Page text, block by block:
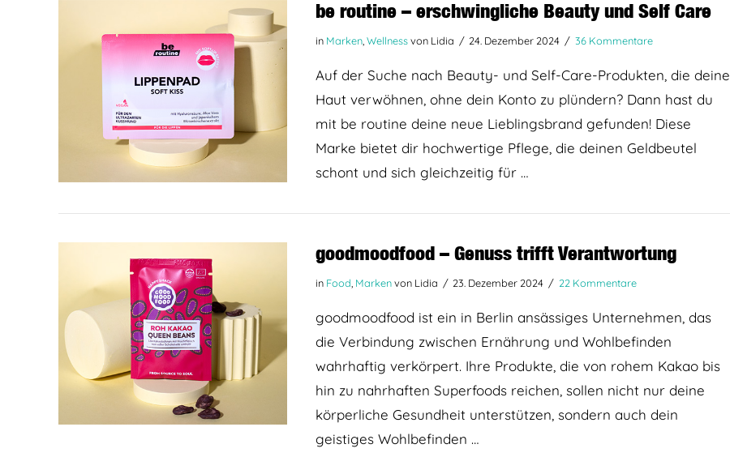
BEITRAG LESEN
be routine – erschwingliche Beauty und Self Care
in Marken, Wellnessvon Lidia 24. Dezember 2024 36 Kommentare
Auf der Suche nach Beauty- und Self-Care-Produkten, die deine
Haut verwöhnen, ohne dein Konto zu plündern? Dann hast du
mit be routine deine neue Lieblingsbrand gefunden! Diese
Marke bietet dir hochwertige Pflege, die deinen Geldbeutel
schont und sich gleichzeitig für …
goodmoodfood – Genuss trifft Verantwortung
in Food Markenvon Lidia 23. Dezember 2024 22 Kommentare
goodmoodfood ist ein in Berlin ansässiges Unternehmen, das
die Verbindung zwischen Ernährung und Wohlbefinden
wahrhaftig verkörpert. Ihre Produkte, die von rohem Kakao bis
hin zu nahrhaften Superfoods reichen, sollen nicht nur deine
körperliche Gesundheit unterstützen, sondern auch dein
geistiges Wohlbefinden …